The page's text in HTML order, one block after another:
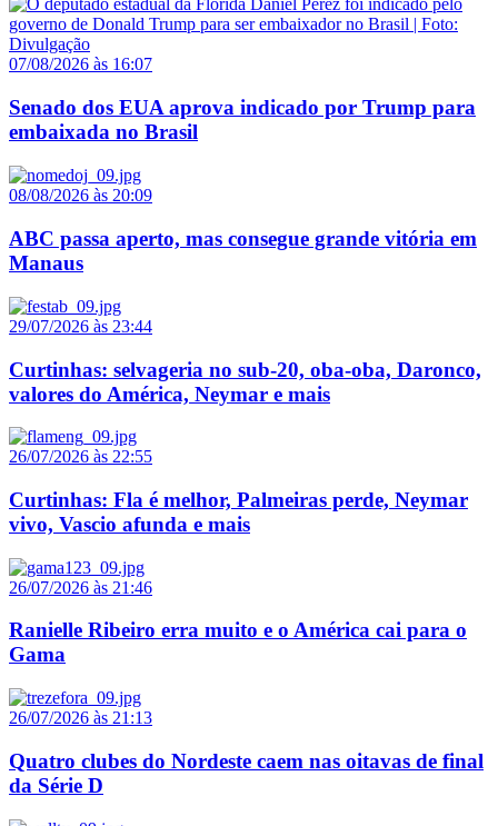
07/08/2026 às 16:07
Senado dos EUA aprova indicado por Trump para
embaixada no Brasil
08/08/2026 às 20:09
ABC passa aperto, mas consegue grande vitória em
Manaus
29/07/2026 às 23:44
Curtinhas: selvageria no sub-20, oba-oba, Daronco,
valores do América, Neymar e mais
26/07/2026 às 22:55
Curtinhas: Fla é melhor, Palmeiras perde, Neymar
vivo, Vascio afunda e mais
26/07/2026 às 21:46
Ranielle Ribeiro erra muito e o América cai para o
Gama
26/07/2026 às 21:13
Quatro clubes do Nordeste caem nas oitavas de final
da Série D